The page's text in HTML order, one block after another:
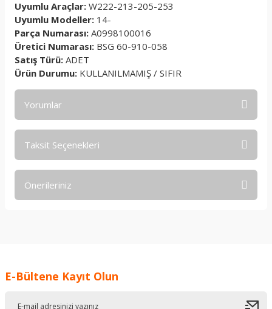
Uyumlu Araçlar: W222-213-205-253
Uyumlu Modeller: 14-
Parça Numarası: A0998100016
Üretici Numarası: BSG 60-910-058
Satış Türü: ADET
Ürün Durumu: KULLANILMAMIŞ / SIFIR
Yorumlar
Taksit Seçenekleri
Önerileriniz
Ürün resmi kalitesiz, bozuk veya görüntülenemiyor.
E-Bültene Kayıt Olun